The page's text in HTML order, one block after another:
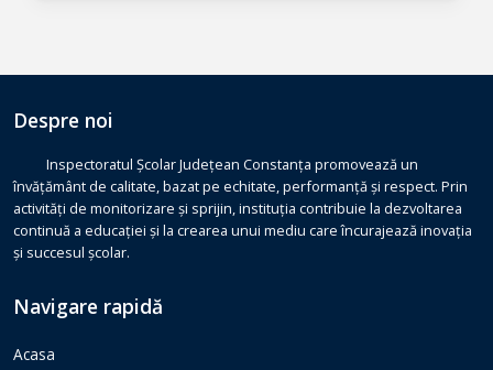
Despre noi
Inspectoratul Școlar Județean Constanța promovează un
învățământ de calitate, bazat pe echitate, performanță și respect. Prin
activități de monitorizare și sprijin, instituția contribuie la dezvoltarea
continuă a educației și la crearea unui mediu care încurajează inovația
și succesul școlar.
Navigare rapidă
Acasa